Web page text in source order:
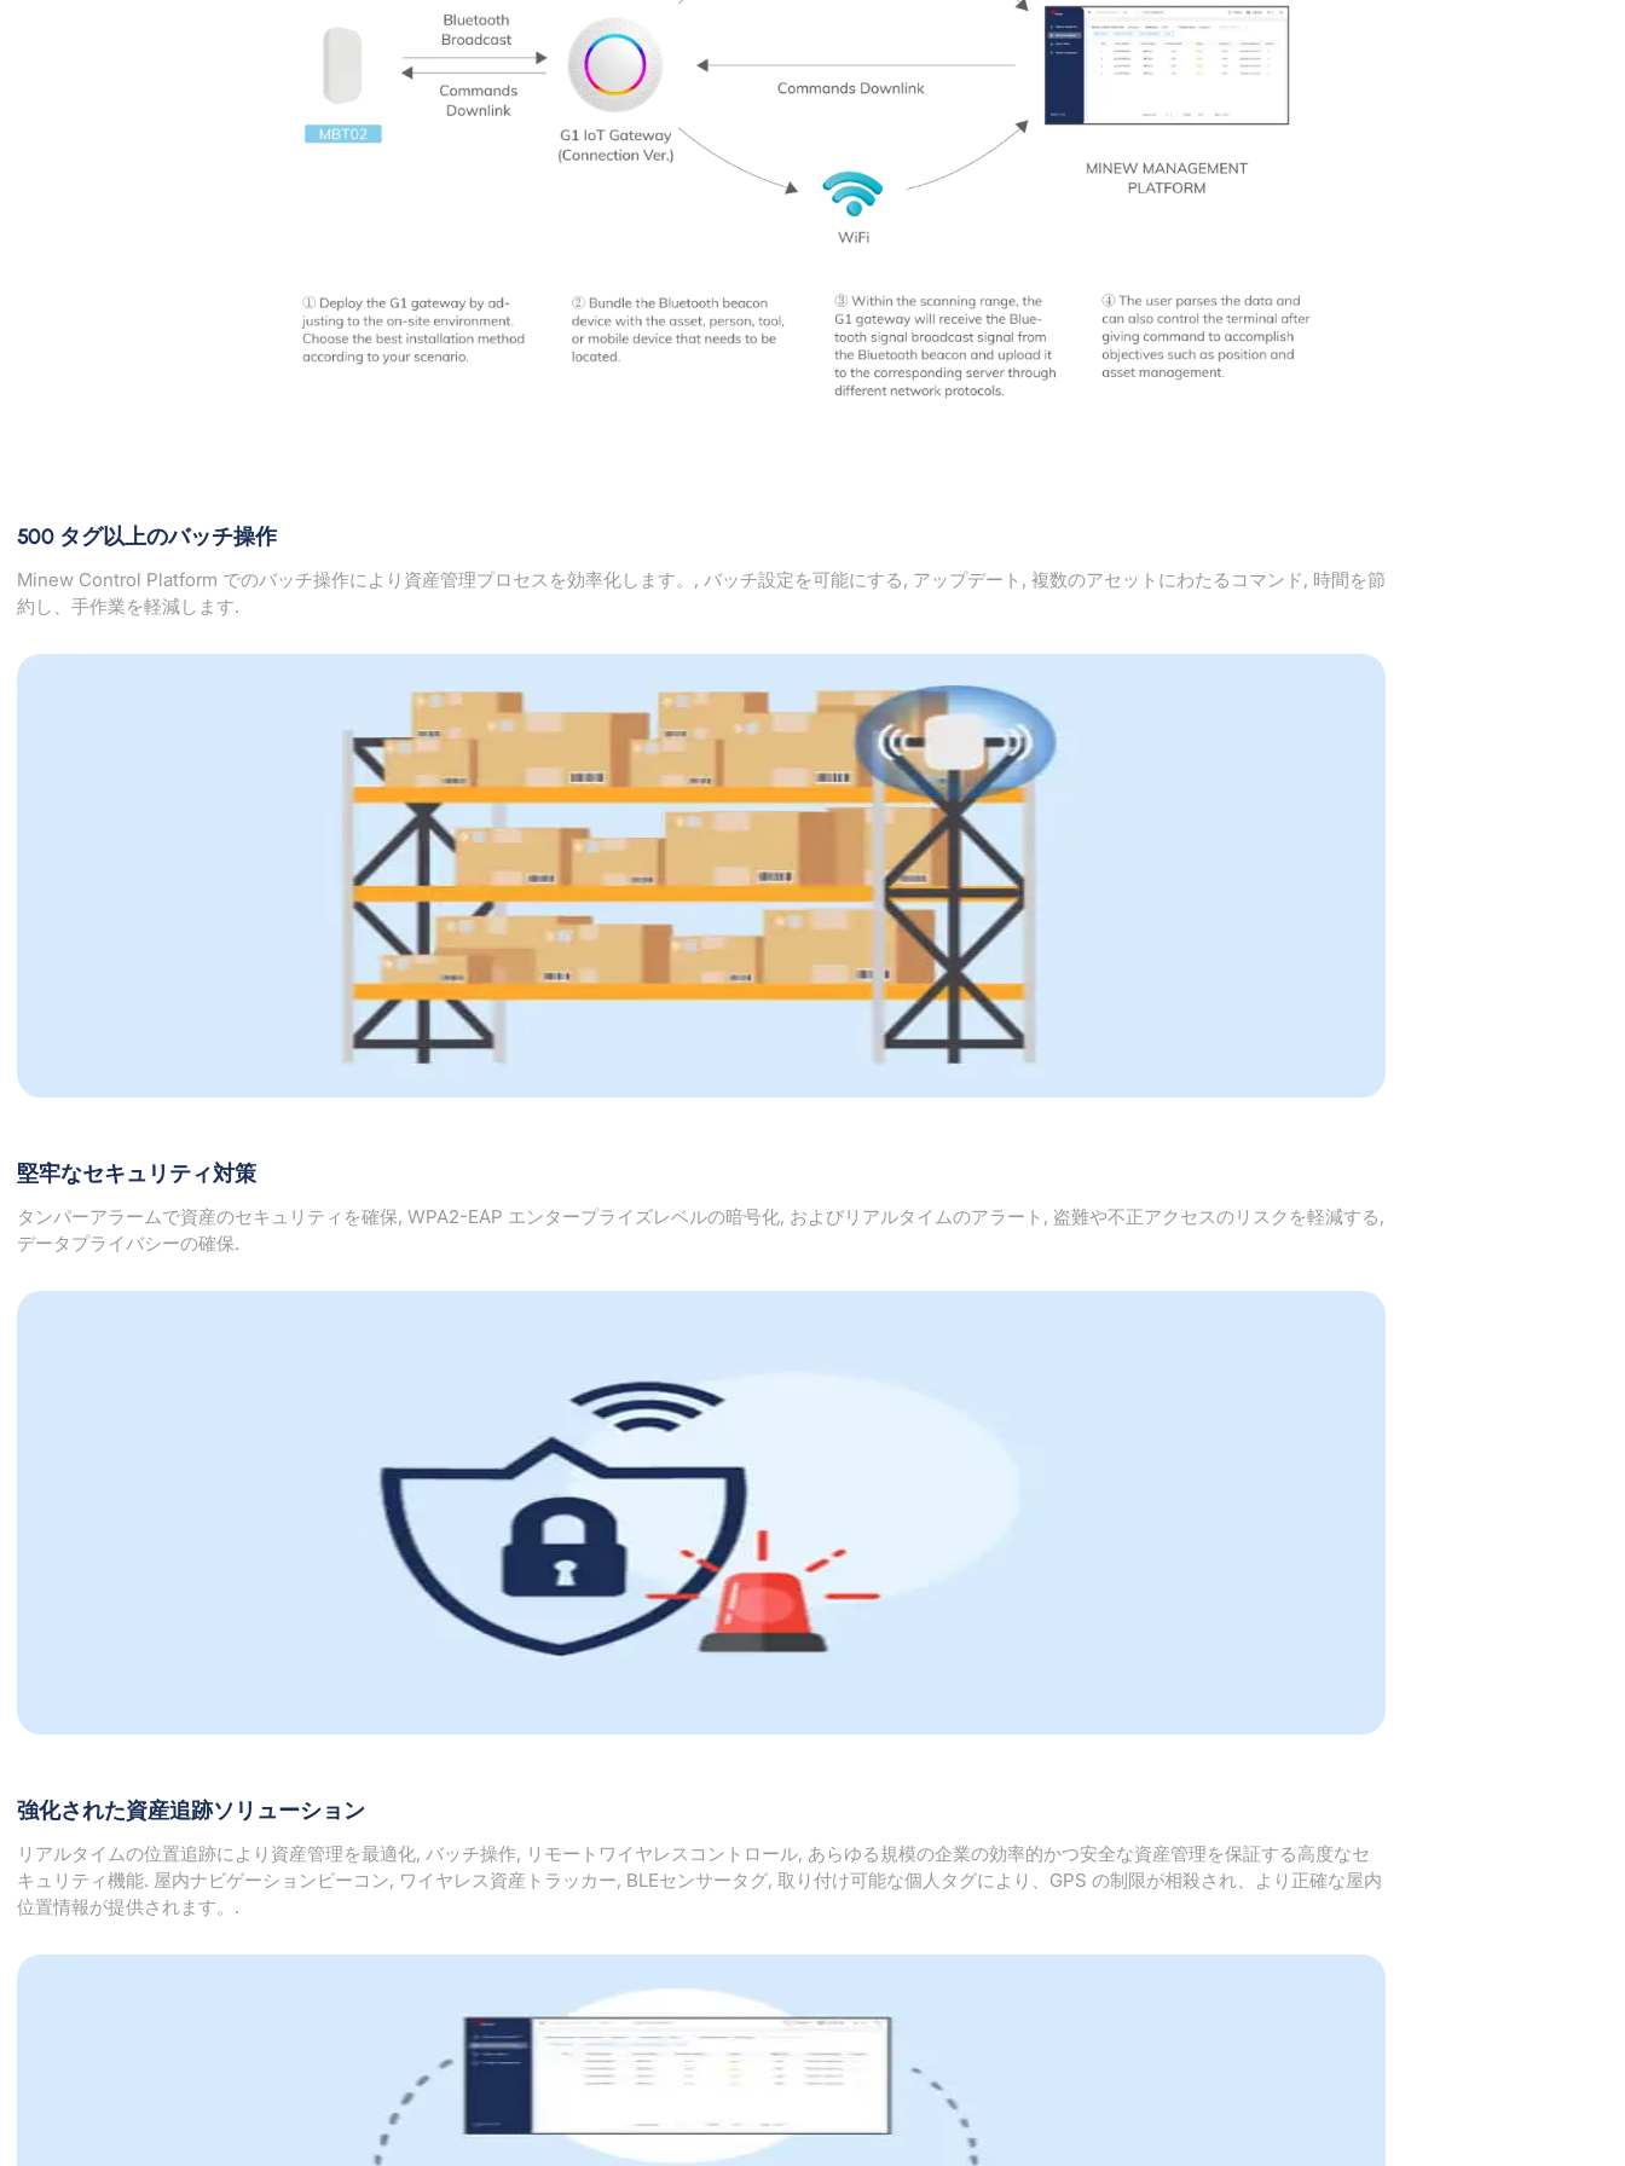
500 タグ以上のバッチ操作
Minew Control Platform でのバッチ操作により資産管理プロセスを効率化します。, バッチ設定を可能にする, アップデート, 複数のアセットにわたるコマンド, 時間を節
約し、手作業を軽減します.
堅牢なセキュリティ対策
タンパーアラームで資産のセキュリティを確保, WPA2-EAP エンタープライズレベルの暗号化, およびリアルタイムのアラート, 盗難や不正アクセスのリスクを軽減する,
データプライバシーの確保.
強化された資産追跡ソリューション
リアルタイムの位置追跡により資産管理を最適化, バッチ操作, リモートワイヤレスコントロール, あらゆる規模の企業の効率的かつ安全な資産管理を保証する高度なセ
キュリティ機能. 屋内ナビゲーションビーコン, ワイヤレス資産トラッカー, BLEセンサータグ, 取り付け可能な個人タグにより、GPS の制限が相殺され、より正確な屋内
位置情報が提供されます。.